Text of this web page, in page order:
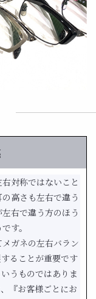
右対称ではないこと
高さも左右で違う
右で違う方のほう
す。
ガネの左右バラン
ることが重要です
うものではありま
『お客様ごとにお